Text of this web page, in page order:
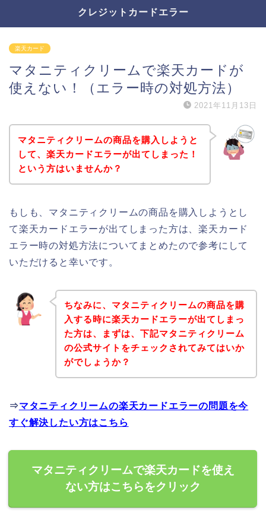
クレジットカードエラー
楽天カード
マタニティクリームで楽天カードが
使えない！（エラー時の対処方法）
2021年11月13日
マタニティクリームの商品を購入しようと
して、楽天カードエラーが出てしまった！
という方はいませんか？
もしも、マタニティクリームの商品を購入しようとし
て楽天カードエラーが出てしまった方は、楽天カード
エラー時の対処方法についてまとめたので参考にして
いただけると幸いです。
ちなみに、マタニティクリームの商品を購
入する時に楽天カードエラーが出てしまっ
た方は、まずは、下記マタニティクリーム
の公式サイトをチェックされてみてはいか
がでしょうか？
⇒マタニティクリームの楽天カードエラーの問題を今
すぐ解決したい方はこちら
マタニティクリームで楽天カードを使え
ない方はこちらをクリック